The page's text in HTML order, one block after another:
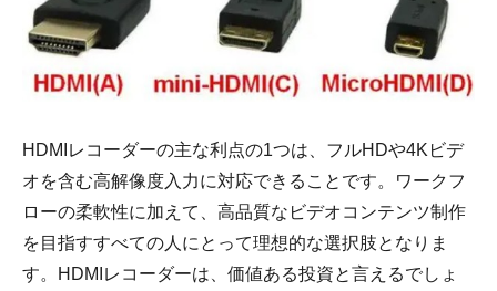
HDMIレコーダーの主な利点の1つは、フルHDや4Kビデ
オを含む高解像度入力に対応できることです。ワークフ
ローの柔軟性に加えて、高品質なビデオコンテンツ制作
を目指すすべての人にとって理想的な選択肢となりま
す。HDMIレコーダーは、価値ある投資と言えるでしょ